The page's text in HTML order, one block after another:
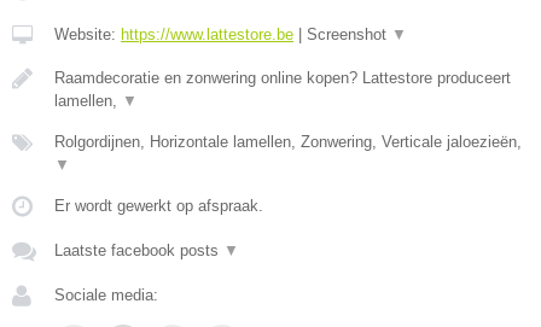
Website: https://www.lattestore.be Screenshot ▼
Raamdecoratie en zonwering online kopen? Lattestore produceert
lamellen,
▼
Rolgordijnen, Horizontale lamellen, Zonwering, Verticale jaloezieën,
▼
Er wordt gewerkt op afspraak.
Laatste facebook posts ▼
Sociale media: